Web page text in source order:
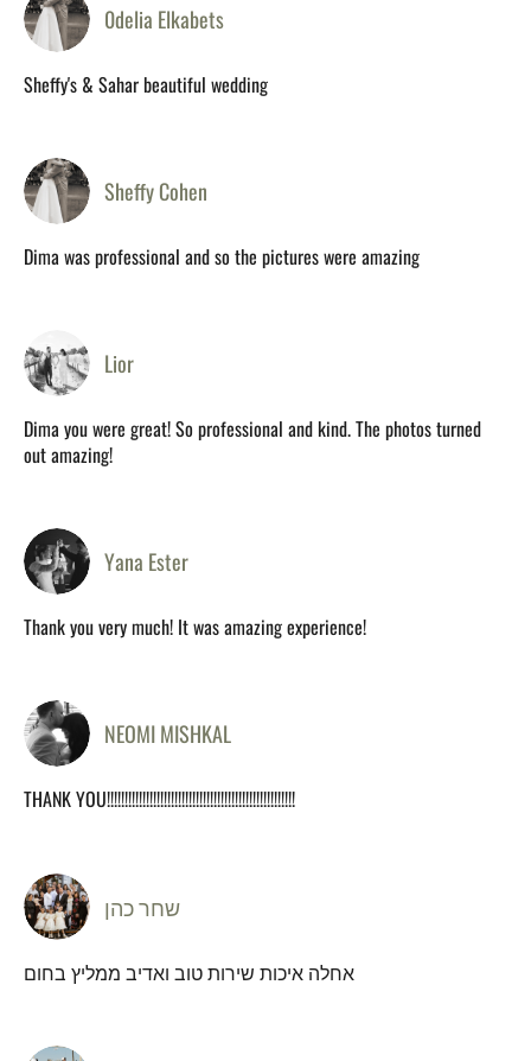
0delia Elkabets
Sheffy's & Sahar beautiful wedding
Sheffy Cohen
Dima was professional and so the pictures were amazing
Lior
Dima you were great! So professional and kind. The photos turned
out amazing!
Yana Ester
Thank you very much! It was amazing experience!
NEOMI MISHKAL
THANK YOU!!!!!!!!!!!!!!!!!!!!!!!!!!!!!!!!!!!!!!!!!!!!!!!!!!!!!
שחר כהן
אחלה איכות שירות טוב ואדיב ממליץ בחום